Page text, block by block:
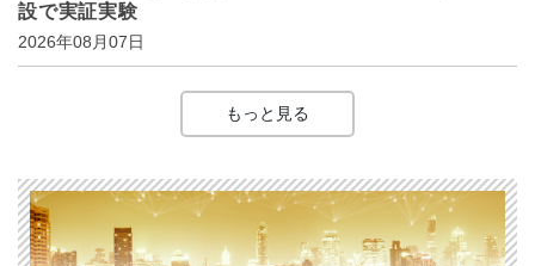
設で実証実験
2026年08月07日
もっと見る